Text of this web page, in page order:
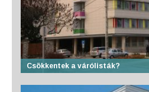
Csökkentek a várólisták?